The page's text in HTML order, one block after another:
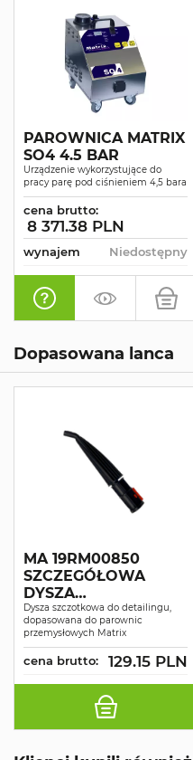
PAROWNICA MATRIX
SO4 4.5 BAR
Urządzenie wykorzystujące do
pracy parę pod ciśnieniem 4,5 bara
cena brutto:
8 371.38 PLN
wynajem Niedostępny
Dopasowana lanca
MA 19RM00850
SZCZEGÓŁOWA
DYSZA
SZCZOTKOWA
Dysza szczotkowa do detailingu,
dopasowana do parownic
przemysłowych Matrix
cena brutto: 129.15 PLN